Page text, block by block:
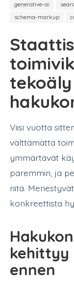
generative-ai
schema-markup
Viisi vuotta
välttämättä
ymmärtävät
paremmin, ja
riitä.
konkreettista
kehittyy
ennen